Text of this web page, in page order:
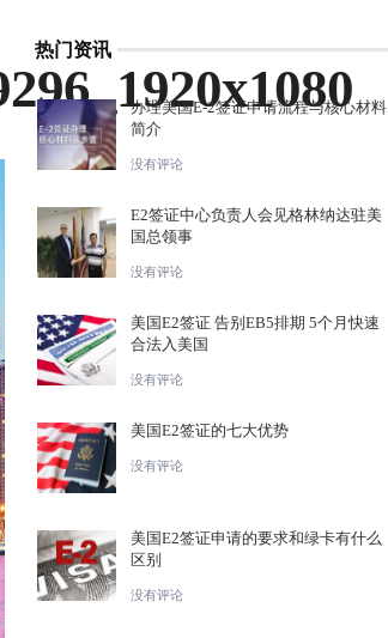
热门资讯
办理美国E-2签证申请流程与核心材料
简介
没有评论
E2签证中心负责人会见格林纳达驻美
国总领事
没有评论
美国E2签证 告别EB5排期 5个月快速
合法入美国
没有评论
美国E2签证的七大优势
没有评论
美国E2签证申请的要求和绿卡有什么
区别
没有评论